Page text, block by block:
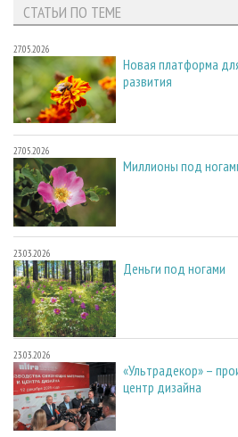
СТАТЬИ ПО ТЕМЕ
27.05.2026
Новая платформа
развития
27.05.2026
Миллионы под
23.03.2026
Деньги под ногами
23.03.2026
«Ультрадекор» –
центр дизайна